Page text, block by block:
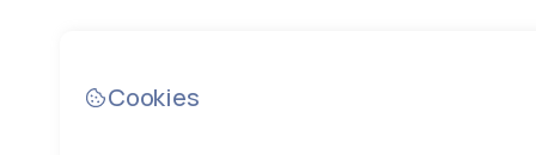
Cookies